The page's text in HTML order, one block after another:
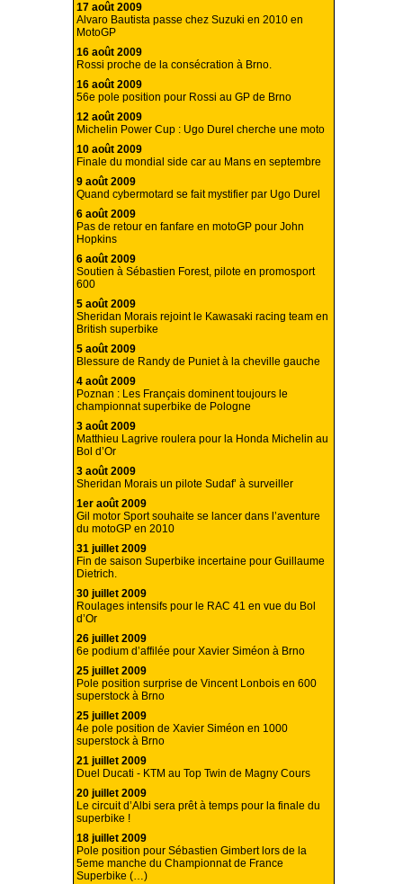
17 août 2009
Alvaro Bautista passe chez Suzuki en 2010 en
MotoGP
16 août 2009
Rossi proche de la consécration à Brno.
16 août 2009
56e pole position pour Rossi au GP de Brno
12 août 2009
Michelin Power Cup : Ugo Durel cherche une moto
10 août 2009
Finale du mondial side car au Mans en septembre
9 août 2009
Quand cybermotard se fait mystifier par Ugo Durel
6 août 2009
Pas de retour en fanfare en motoGP pour John
Hopkins
6 août 2009
Soutien à Sébastien Forest, pilote en promosport
600
5 août 2009
Sheridan Morais rejoint le Kawasaki racing team en
British superbike
5 août 2009
Blessure de Randy de Puniet à la cheville gauche
4 août 2009
Poznan : Les Français dominent toujours le
championnat superbike de Pologne
3 août 2009
Matthieu Lagrive roulera pour la Honda Michelin au
Bol d’Or
3 août 2009
Sheridan Morais un pilote Sudaf’ à surveiller
1er août 2009
Gil motor Sport souhaite se lancer dans l’aventure
du motoGP en 2010
31 juillet 2009
Fin de saison Superbike incertaine pour Guillaume
Dietrich.
30 juillet 2009
Roulages intensifs pour le RAC 41 en vue du Bol
d’Or
26 juillet 2009
6e podium d’affilée pour Xavier Siméon à Brno
25 juillet 2009
Pole position surprise de Vincent Lonbois en 600
superstock à Brno
25 juillet 2009
4e pole position de Xavier Siméon en 1000
superstock à Brno
21 juillet 2009
Duel Ducati - KTM au Top Twin de Magny Cours
20 juillet 2009
Le circuit d’Albi sera prêt à temps pour la finale du
superbike !
18 juillet 2009
Pole position pour Sébastien Gimbert lors de la
5eme manche du Championnat de France
Superbike (…)